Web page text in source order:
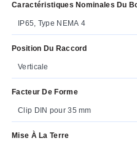
Caractéristiques Nominales Du
IP65, Type NEMA 4
Position Du Raccord
Verticale
Facteur De Forme
Clip DIN pour 35 mm
Mise À La Terre